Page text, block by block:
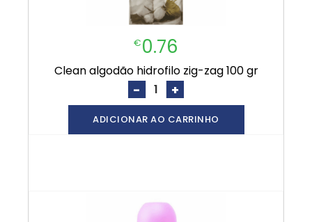
€0.76
clean algodão hidrofilo zig-zag 100 gr
- +
ADICIONAR AO CARRINHO